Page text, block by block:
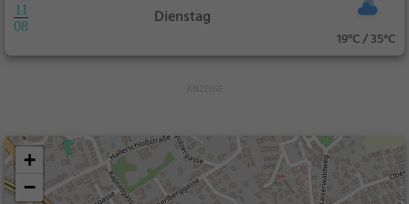
11
08
Dienstag
19°C / 35°C
+
−